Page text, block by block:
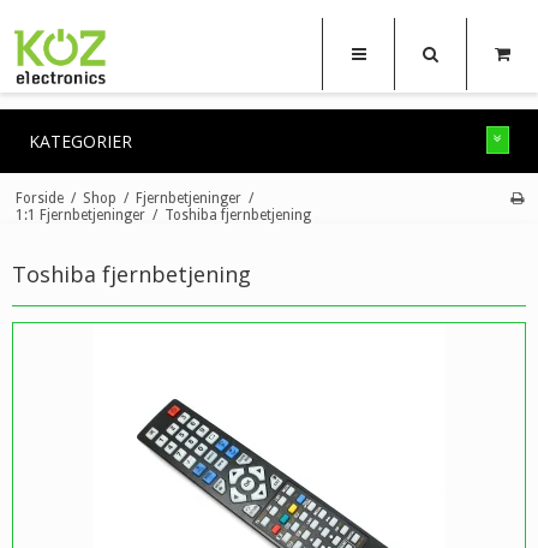
KATEGORIER
Forside / Shop / Fjernbetjeninger /
1:1 Fjernbetjeninger / Toshiba fjernbetjening
Toshiba fjernbetjening